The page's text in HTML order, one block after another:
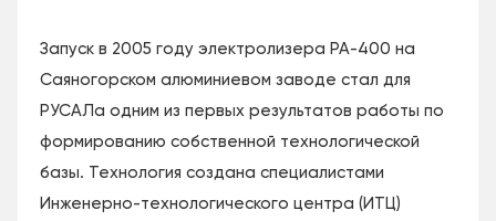
Запуск в 2005 году электролизера РА-400 на
Саяногорском алюминиевом заводе стал для
РУСАЛа одним из первых результатов работы по
формированию собственной технологической
базы. Технология создана специалистами
Инженерно-технологического центра (ИТЦ)